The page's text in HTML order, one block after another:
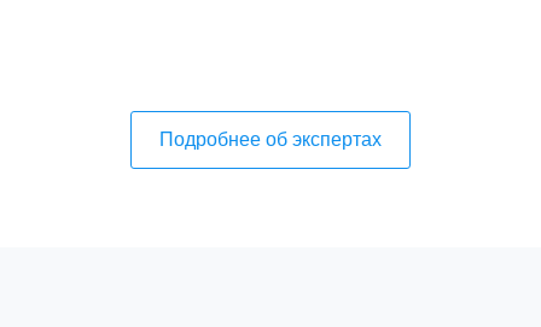
Подробнее об экспертах